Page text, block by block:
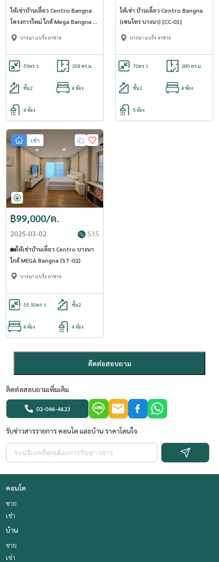
ให้เช่าบ้านเดี่ยว Centro Bangna
โครงการใหม่ ใกล้ Mega Bangna 5
นาที แต่งครบพร้อมอยู่ (Rt-01)
บางนา แบริ่ง ลาซาล
55ตร.ว. 209 ตร.ม.
ชั้น2 4 ห้อง
4 ห้อง
ให้เช่า บ้านเดี่ยว Centro Bangna
(เซนโทร บางนา) [CC-01]
บางนา แบริ่ง ลาซาล
70ตร.ว. 280 ตร.ม.
ชั้น2 4 ห้อง
5 ห้อง
เช่า
฿99,000/ด.
2025-03-02 535
🏡ให้เช่าบ้านเดี่ยว Centro บางนา
ใกล้ MEGA Bangna (ST-02)
บางนา แบริ่ง ลาซาล
55.50ตร.ว. ชั้น2
4 ห้อง 4 ห้อง
ติดต่อสอบถาม
ติดต่อสอบถามเพิ่มเติม
02-046-4623
รับข่าวสารรายการ คอนโด และบ้าน ราคาโดนใจ
คอนโด
ขาย
เช่า
บ้าน
ขาย
เช่า